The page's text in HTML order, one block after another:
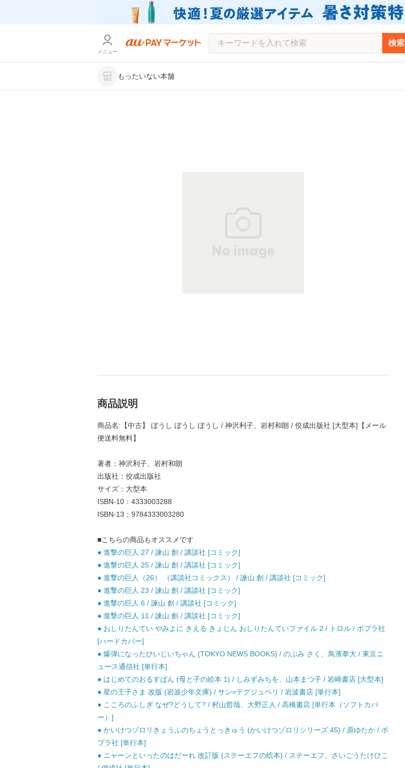
メニュー
検索
もったいない本舗
商品説明
商品名:【中古】 ぼうし ぼうし ぼうし / 神沢利子、岩村和朗 / 佼成出版社 [大型本]【メール
便送料無料】
著者：神沢利子、岩村和朗
出版社：佼成出版社
サイズ：大型本
ISBN-10：4333003288
ISBN-13：9784333003280
■こちらの商品もオススメです
● 進撃の巨人 27 / 諫山 創 / 講談社 [コミック]
● 進撃の巨人 25 / 諫山 創 / 講談社 [コミック]
● 進撃の巨人（26） （講談社コミックス） / 諫山 創 / 講談社 [コミック]
● 進撃の巨人 23 / 諫山 創 / 講談社 [コミック]
● 進撃の巨人 6 / 諫山 創 / 講談社 [コミック]
● 進撃の巨人 11 / 諫山 創 / 講談社 [コミック]
● おしりたんてい やみよに きえる きょじん おしりたんていファイル 2 / トロル / ポプラ社
[ハードカバー]
● 爆弾になったひいじいちゃん (TOKYO NEWS BOOKS) / のぶみ さく、鳥濱拳大 / 東京ニ
ュース通信社 [単行本]
● はじめてのおるすばん (母と子の絵本 1) / しみずみちを、山本まつ子 / 岩崎書店 [大型本]
● 星の王子さま 改版 (岩波少年文庫) / サン=テグジュペリ / 岩波書店 [単行本]
● こころのふしぎ なぜ?どうして? / 村山哲哉、大野正人 / 高橋書店 [単行本（ソフトカバ
ー）]
● かいけつゾロリきょうふのちょうとっきゅう (かいけつゾロリシリーズ 45) / 原ゆたか / ポ
プラ社 [単行本]
● ニャーンといったのはだーれ 改訂版 (ステーエフの絵本) / ステーエフ、さいごうたけひこ